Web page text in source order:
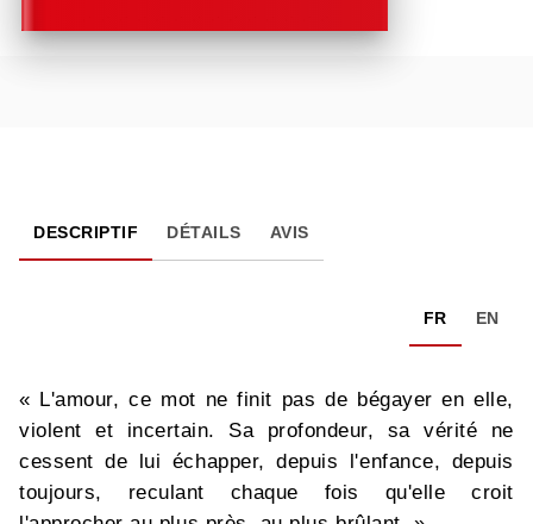
DESCRIPTIF DÉTAILS AVIS
FR EN
« L'amour, ce mot ne finit pas de bégayer en elle,
violent et incertain. Sa profondeur, sa vérité ne
cessent de lui échapper, depuis l'enfance, depuis
toujours, reculant chaque fois qu'elle croit